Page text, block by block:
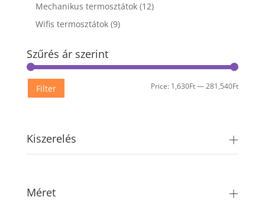
Mechanikus termosztátok (12)
Wifis termosztátok (9)
Szűrés ár szerint
Min
Max
Filter Price: 1,630Ft—281,540Ft
Kiszerelés
Méret